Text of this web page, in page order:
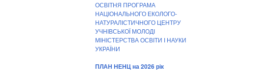
ОСВІТНЯ ПРОГРАМА
НАЦІОНАЛЬНОГО ЕКОЛОГО-
НАТУРАЛІСТИЧНОГО ЦЕНТРУ
УЧНІВСЬКОЇ МОЛОДІ
МІНІСТЕРСТВА ОСВІТИ І НАУКИ
УКРАЇНИ
ПЛАН НЕНЦ на 2026 рік